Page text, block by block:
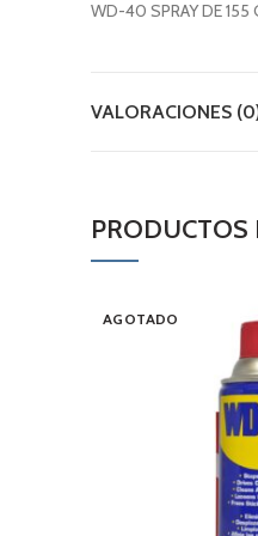
WD-40 SPRAY DE 155
VALORACIONES
AGOTADO